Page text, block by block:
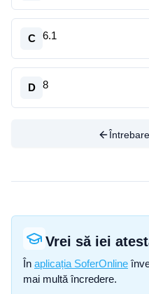
C 6.1
D 8
Vrei să iei
În aplicația SoferOnline
mai multă încredere.